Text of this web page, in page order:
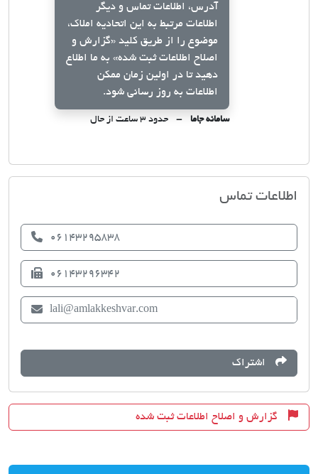
آدرس، اطلاعات تماس و دیگر
اطلاعات مرتبط به این اتحادیه املاک،
موضوع را از طریق کلید «گزارش و
اصلاح اطلاعات ثبت شده» به ما اطلاع
دهید تا در اولین زمان ممکن
اطلاعات به روز رسانی شود.
سامانه جاما حدود ۳ ساعت از حال
اطلاعات تماس
06143295838
06143296342
lali@amlakkeshvar.com
اشتراک
گزارش و اصلاح اطلاعات ثبت شده